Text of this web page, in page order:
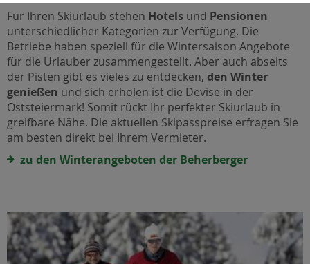
Für Ihren Skiurlaub stehen Hotels und Pensionen
unterschiedlicher Kategorien zur Verfügung. Die
Betriebe haben speziell für die Wintersaison Angebote
für die Urlauber zusammengestellt. Aber auch abseits
der Pisten gibt es vieles zu entdecken, den Winter
genießen und sich erholen ist die Devise in der
Oststeiermark! Somit rückt Ihr perfekter Skiurlaub in
greifbare Nähe. Die aktuellen Skipasspreise erfragen Sie
am besten direkt bei Ihrem Vermieter.
zu den Winterangeboten der Beherberger